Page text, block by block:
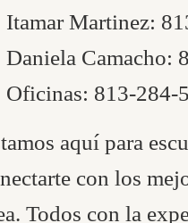
Itamar Martinez:
Daniela Camacho:
Oficinas: 813-284-
aquí para
con los
Todos con la